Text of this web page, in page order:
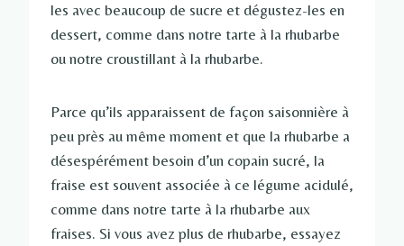
les avec beaucoup de sucre et dégustez-les en
dessert, comme dans notre tarte à la rhubarbe
ou notre croustillant à la rhubarbe.
Parce qu’ils apparaissent de façon saisonnière à
peu près au même moment et que la rhubarbe a
désespérément besoin d’un copain sucré, la
fraise est souvent associée à ce légume acidulé,
comme dans notre tarte à la rhubarbe aux
fraises. Si vous avez plus de rhubarbe, essayez